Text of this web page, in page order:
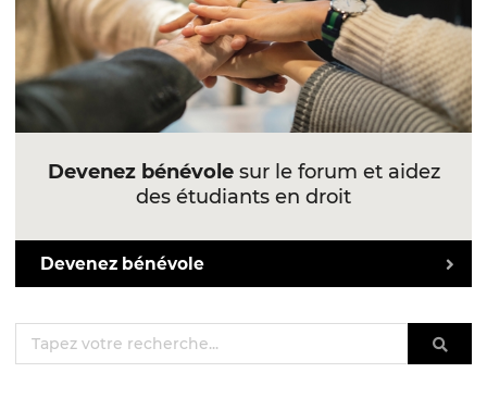
Devenez bénévolesur le forum et aidez
des étudiants en droit
Devenez bénévole